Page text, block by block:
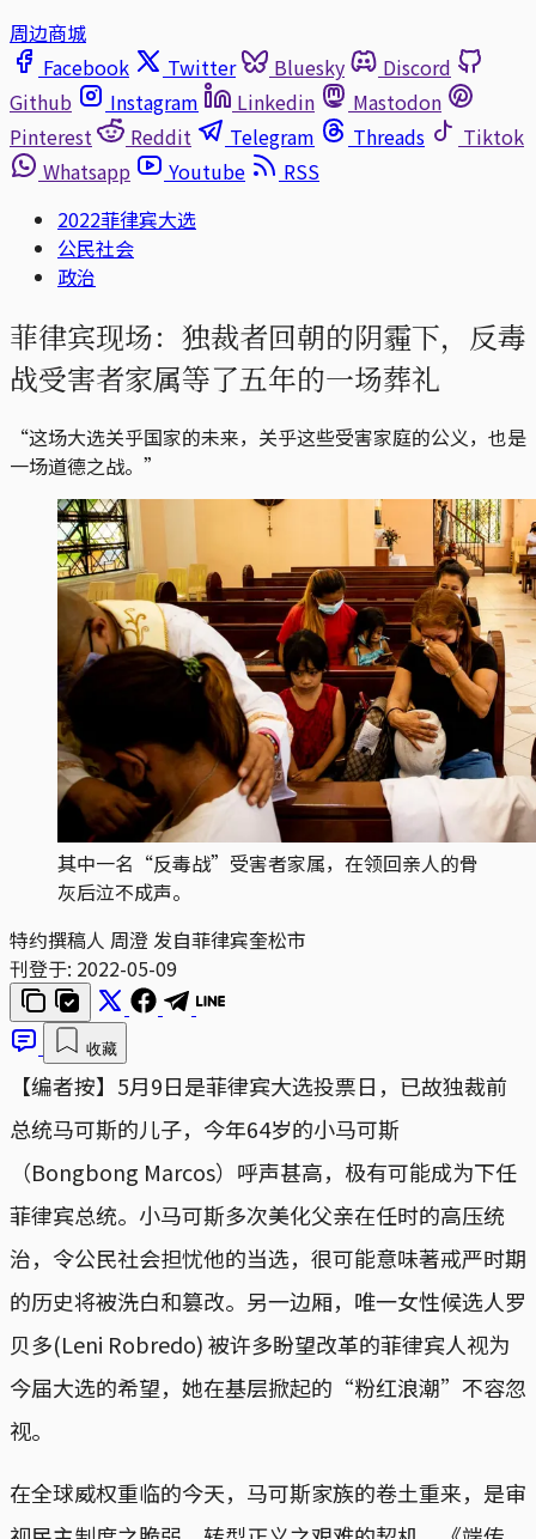
周边商城
Facebook
Twitter Bluesky
Discord
Github
Instagram Linkedin
Mastodon
Pinterest
Reddit Telegram Threads
Tiktok
Whatsapp
Youtube
RSS
2022菲律宾大选
公民社会
政治
菲律宾现场：独裁者回朝的阴霾下，反毒
战受害者家属等了五年的一场葬礼
“这场大选关乎国家的未来，关乎这些受害家庭的公义，也是
一场道德之战。”
其中一名“反毒战”受害者家属，在领回亲人的骨
灰后泣不成声。
特约撰稿人 周澄 发自菲律宾奎松市
刊登于: 2022-05-09
收藏
【编者按】5月9日是菲律宾大选投票日，已故独裁前
总统马可斯的儿子，今年64岁的小马可斯
（Bongbong Marcos）呼声甚高，极有可能成为下任
菲律宾总统。小马可斯多次美化父亲在任时的高压统
治，令公民社会担忧他的当选，很可能意味著戒严时期
的历史将被洗白和篡改。另一边厢，唯一女性候选人罗
贝多(Leni Robredo) 被许多盼望改革的菲律宾人视为
今届大选的希望，她在基层掀起的“粉红浪潮”不容忽
视。
在全球威权重临的今天，马可斯家族的卷土重来，是审